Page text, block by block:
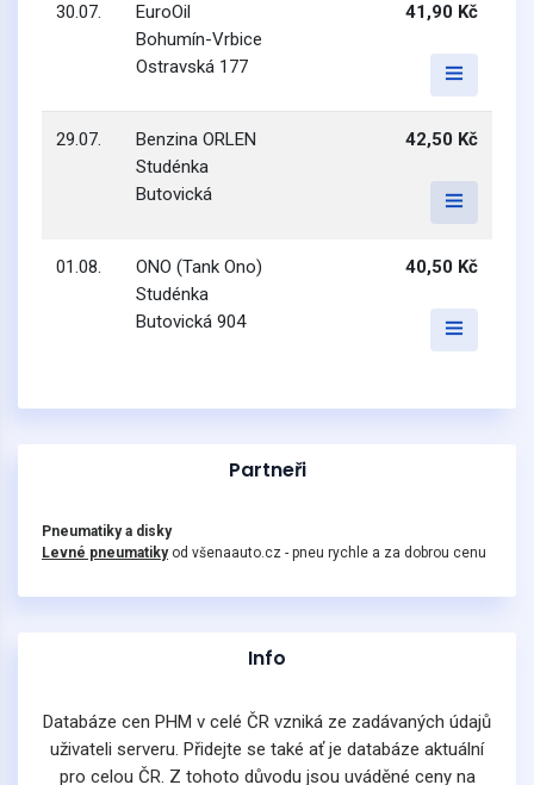
30.07.
EuroOil
Bohumín-Vrbice
Ostravská 177
41,90 Kč
29.07.
Benzina ORLEN
Studénka
Butovická
42,50 Kč
01.08.
ONO (Tank Ono)
Studénka
Butovická 904
40,50 Kč
Partneři
Pneumatiky a disky
Levné pneumatikyod všenaauto.cz - pneu rychle a za dobrou cenu
Info
Databáze cen PHM v celé ČR vzniká ze zadávaných údajů
uživateli serveru. Přidejte se také ať je databáze aktuální
pro celou ČR. Z tohoto důvodu jsou uváděné ceny na